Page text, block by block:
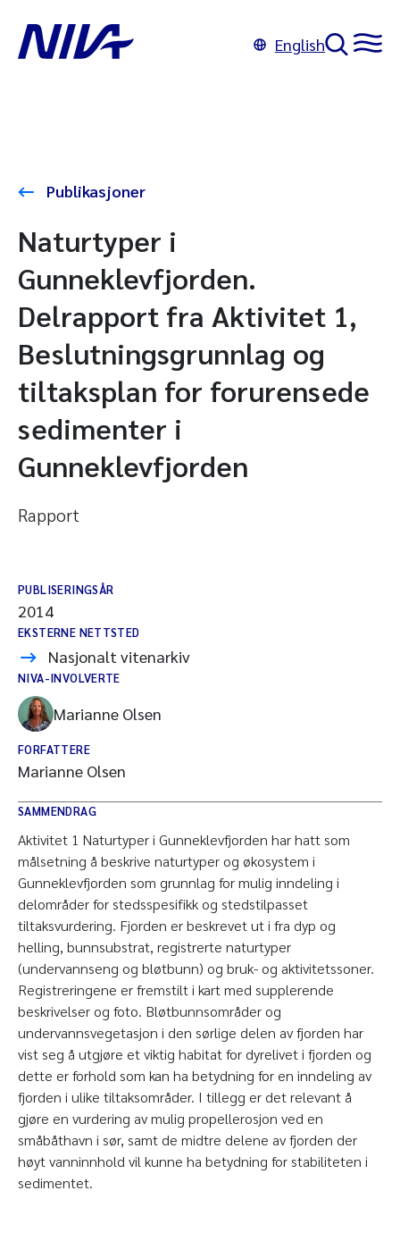
English
Publikasjoner
Naturtyper i
Gunneklevfjorden.
Delrapport fra Aktivitet 1,
Beslutningsgrunnlag og
tiltaksplan for forurensede
sedimenter i
Gunneklevfjorden
Rapport
PUBLISERINGSÅR
2014
EKSTERNE NETTSTED
Nasjonalt vitenarkiv
NIVA-INVOLVERTE
Marianne Olsen
FORFATTERE
Marianne Olsen
SAMMENDRAG
Aktivitet 1 Naturtyper i Gunneklevfjorden har hatt som
målsetning å beskrive naturtyper og økosystem i
Gunneklevfjorden som grunnlag for mulig inndeling i
delområder for stedsspesifikk og stedstilpasset
tiltaksvurdering. Fjorden er beskrevet ut i fra dyp og
helling, bunnsubstrat, registrerte naturtyper
(undervannseng og bløtbunn) og bruk- og aktivitetssoner.
Registreringene er fremstilt i kart med supplerende
beskrivelser og foto. Bløtbunnsområder og
undervannsvegetasjon i den sørlige delen av fjorden har
vist seg å utgjøre et viktig habitat for dyrelivet i fjorden og
dette er forhold som kan ha betydning for en inndeling av
fjorden i ulike tiltaksområder. I tillegg er det relevant å
gjøre en vurdering av mulig propellerosjon ved en
småbåthavn i sør, samt de midtre delene av fjorden der
høyt vanninnhold vil kunne ha betydning for stabiliteten i
sedimentet.